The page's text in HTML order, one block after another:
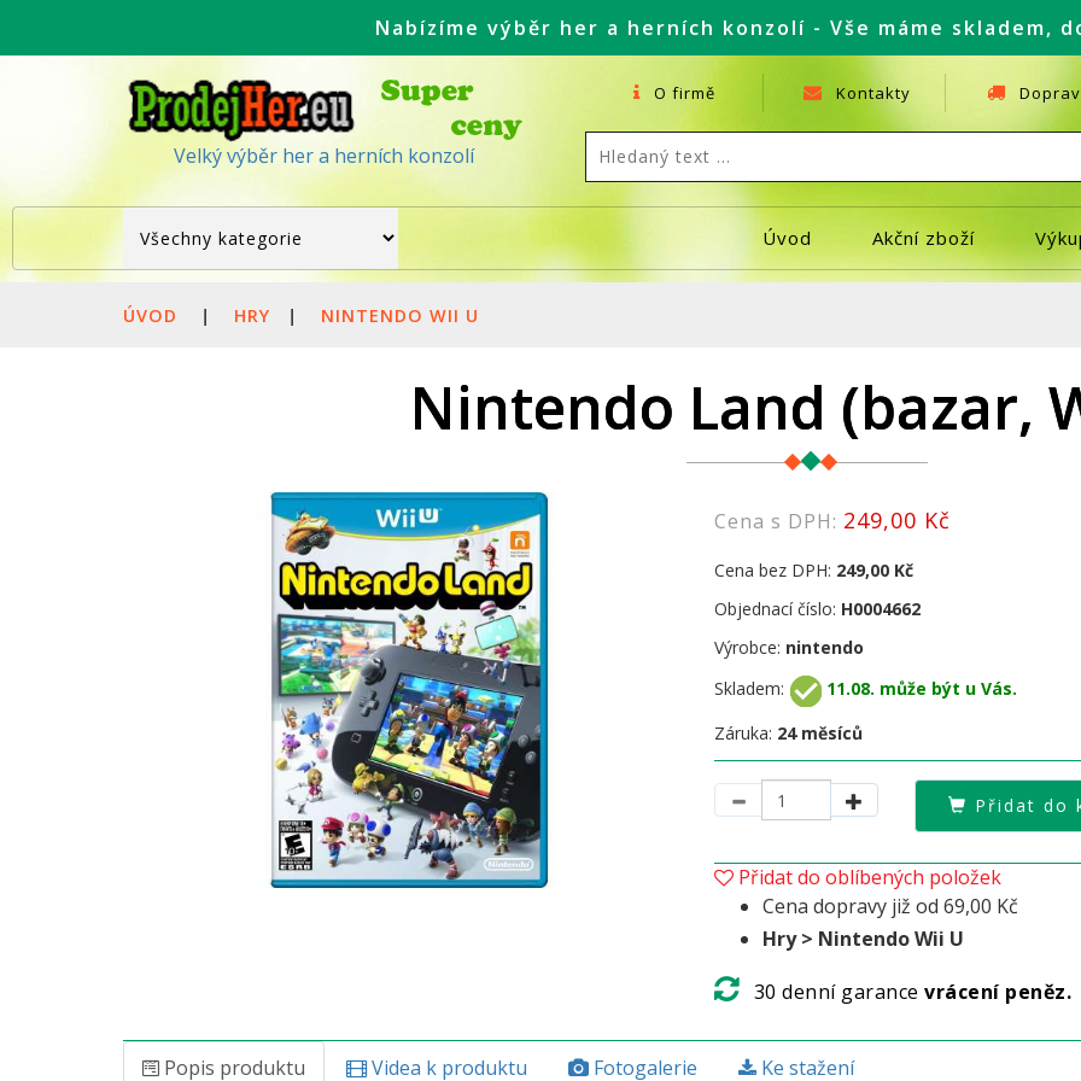
Nabízíme výběr her a herních konzolí - Vše máme skladem,
Velký výběr her a herních konzolí
O firmě Kontakty
Úvod Akční zboží
ÚVOD | HRY | NINTENDO WII U
Nintendo Land (bazar,
Cena s DPH: 249,00 Kč
Cena bez DPH: 249,00 Kč
Objednací číslo: H0004662
Výrobce: nintendo
Skladem:
11.08. může být u Vás.
Záruka: 24 měsíců
Přidat do
Přidat do oblíbených položek
Cena dopravy již od 69,00 Kč
Hry > Nintendo Wii U
30 denní garance vrácení peněz.
Popis produktu Videa k produktu Fotogalerie Ke stažení